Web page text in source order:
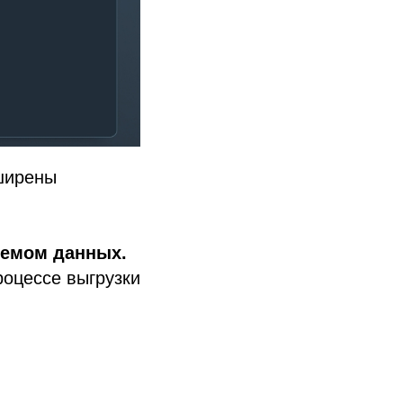
данных.
выгрузки